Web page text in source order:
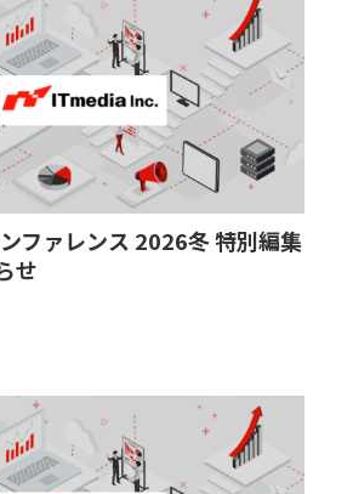
ファレンス 2026冬 特別編集
せ